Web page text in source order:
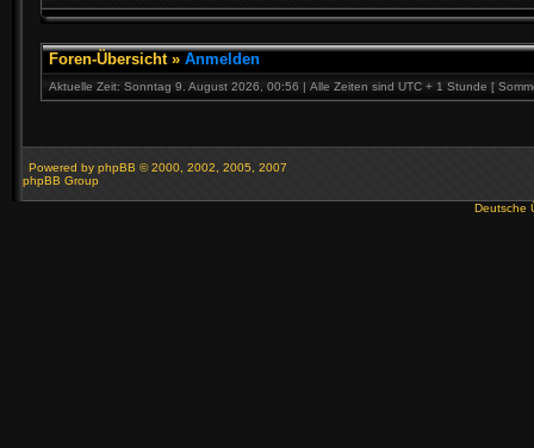
Foren-Übersicht» Anmelden
Aktuelle Zeit: Sonntag 9. August 2026, 00:56 | Alle Zeiten sind UTC + 1 Stunde [
Powered by phpBB © 2000, 2002, 2005, 2007
phpBB Group
Deutsche